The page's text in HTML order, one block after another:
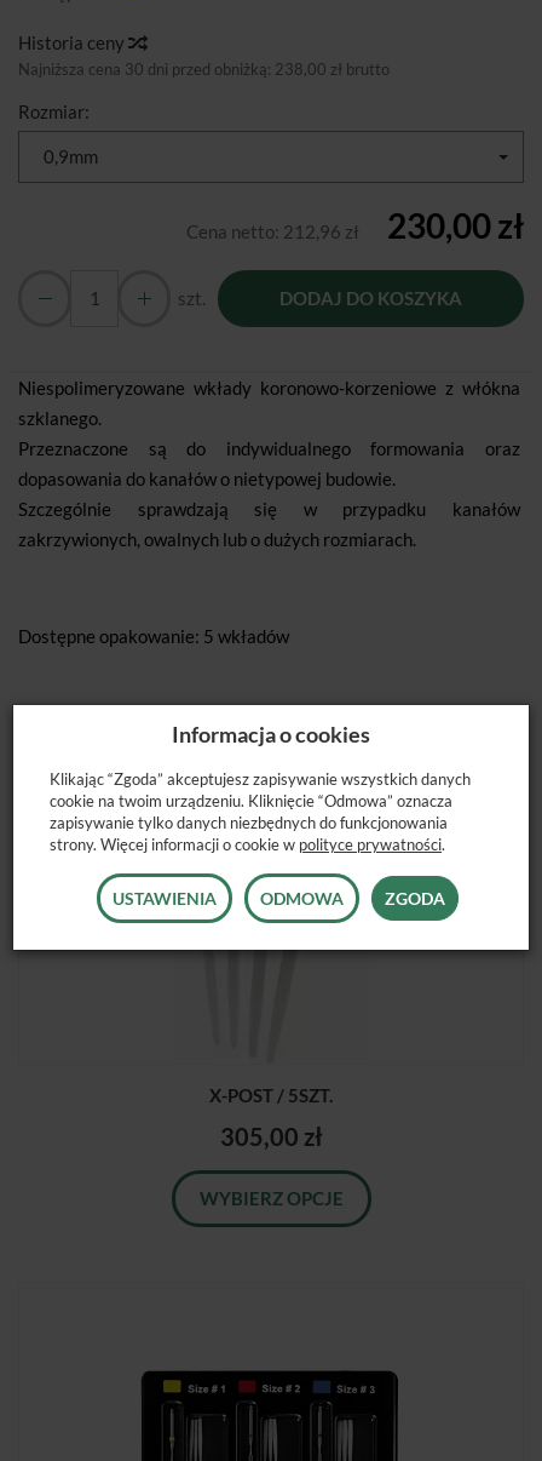
Historia ceny
Najniższa cena 30 dni przed obniżką: 238,00 zł brutto
Rozmiar:
0,9mm
Cena netto: 212,96 zł 230,00 zł
szt. DODAJ DO KOSZYKA
Niespolimeryzowane wkłady koronowo-korzeniowe z włókna
szklanego.
Przeznaczone są do indywidualnego formowania oraz
dopasowania do kanałów o nietypowej budowie.
Szczególnie sprawdzają się w przypadku kanałów
zakrzywionych, owalnych lub o dużych rozmiarach.
Dostępne opakowanie: 5 wkładów
POLECANE PRODUKTY
X-POST / 5SZT.
305,00 zł
WYBIERZ OPCJE
Informacja o cookies
Klikając “Zgoda” akceptujesz zapisywanie wszystkich danych
cookie na twoim urządzeniu. Kliknięcie “Odmowa” oznacza
zapisywanie tylko danych niezbędnych do funkcjonowania
strony. Więcej informacji o cookie w polityce prywatności.
USTAWIENIA ODMOWA ZGODA